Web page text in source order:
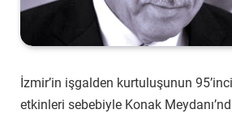
İzmir’in işgalden kurtuluşunun
etkinleri sebebiyle Konak